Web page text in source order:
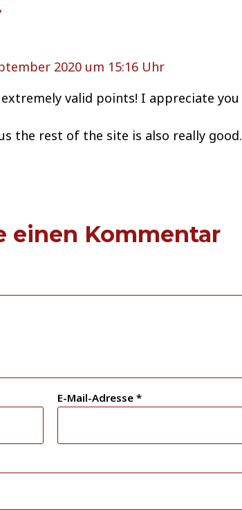
2020 um 15:16 Uhr
extremely valid points! I appreciate you
the rest of the site is also really good.
einen Kommentar
E-Mail-Adresse *